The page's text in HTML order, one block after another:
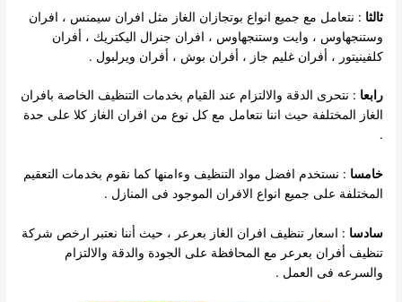
ثالثا : نتعامل مع جميع انواع بوتجازان الغاز مثل افران سيمنس ، افران
وستنجهاوس ، وايت وستنجهاوس ، افران جنرال اليكتريك ، أفران
كلفينيتور ، أفران غليم جاز ، أفران بوش ، أفران ويرلبول .
رابعا : نتحرى الدقة والالتزام عند القيام بخدمات التنظيف الخاصة بافران
الغاز المختلفة حيث اننا نتعامل مع كل نوع من افران الغاز كلا على حدة
.
خامسا : نستخدم افضل مواد التنظيف وءامنها كما نقوم بخدمات التعقيم
المختلفة على جميع انواع الافران الموجود فى المنازل .
سادسا : اسعار تنظيف افران الغاز بعرعر ، حيث أننا نعتبر ارخص شركة
تنظيف أفران بعرعر مع المحافظة على الجودة والدقة والالتزام
والسرعه فى العمل .